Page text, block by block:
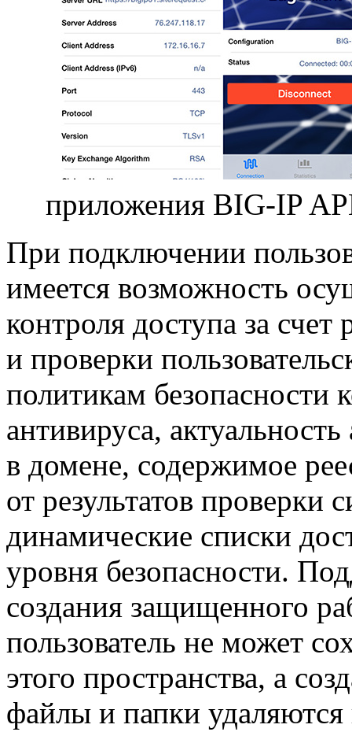
приложения BIG-IP
При подключении
имеется возможность
контроля доступа за счет
и проверки
политикам
антивируса,
в домене, содержимое
от результатов проверки
динамические списки
уровня безопасности.
создания защищенного
пользователь не может
этого пространства, а
файлы и папки